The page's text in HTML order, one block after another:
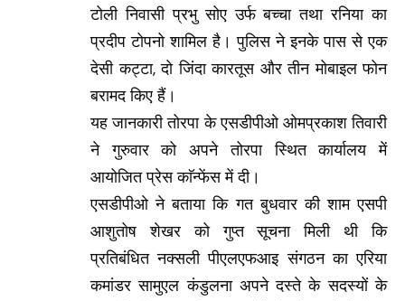
टोली निवासी प्रभु सोए उर्फ बच्चा तथा रनिया का
प्रदीप टोपनो शामिल है। पुलिस ने इनके पास से एक
देसी कट्टा, दो जिंदा कारतूस और तीन मोबाइल फोन
बरामद किए हैं।
यह जानकारी तोरपा के एसडीपीओ ओमप्रकाश तिवारी
ने गुरुवार को अपने तोरपा स्थित कार्यालय में
आयोजित प्रेस काॅन्फेंस में दी।
एसडीपीओ ने बताया कि गत बुधवार की शाम एसपी
आशुतोष शेखर को गुप्त सूचना मिली थी कि
प्रतिबंधित नक्सली पीएलएफआइ संगठन का एरिया
कमांडर सामुएल कंडुलना अपने दस्ते के सदस्यों के